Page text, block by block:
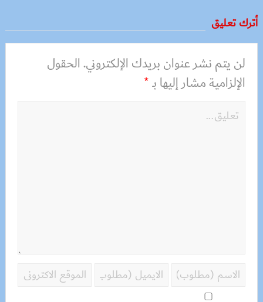
أترك تعليق
لن يتم نشر عنوان بريدك الإلكتروني.الحقول
الإلزامية مشار إليها بـ*